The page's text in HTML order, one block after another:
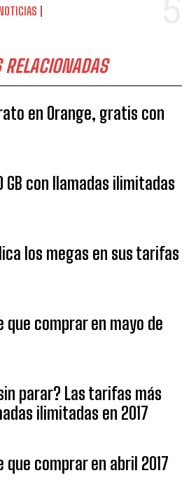
en Orange, gratis con
GB con llamadas ilimitadas
los megas en sus tarifas
que comprar en mayo de
parar? Las tarifas más
ilimitadas en 2017
que comprar en abril 2017